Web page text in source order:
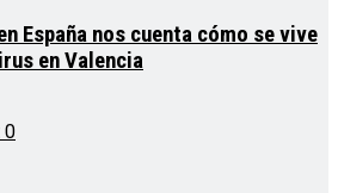
España nos cuenta cómo se vive
en Valencia
0